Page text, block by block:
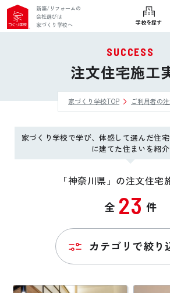
新築/リフォームの
会社選びは
家づくり学校へ
学校を探す
ぴったりの住宅会
個別
後悔しない家づくり
セミナー
ご利用は無料！
お近くの学
家づくり学校とは
SUCCESS
注文住宅施工
家づくり学校TOP ご利用者の
家づくり学校で学び、体感して選んだ住
に建てた住まいを紹介
「神奈川県」の注文住宅
全 23 件
カテゴリで絞り